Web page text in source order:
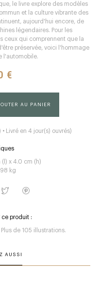
le livre explore des modèles
et la culture vibrante des
aujourd'hui encore, de
légendaires. Pour les
ceux qui comprennent que la
préservée, voici l'hommage
l'automobile.
€
AU PANIER
Livré en 4 jour(s) ouvrés)
(l) x 4.0 cm (h)
kg
ce produit :
de 105 illustrations.
AUSSI